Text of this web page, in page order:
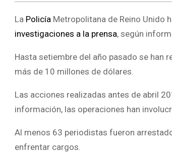
La Policía Metropolitana de Reino Unido
investigaciones a la prensa, según
Hasta setiembre del año pasado se han
más de 10 millones de dólares.
Las acciones realizadas antes de abril
información, las operaciones han
Al menos 63 periodistas fueron
enfrentar cargos.